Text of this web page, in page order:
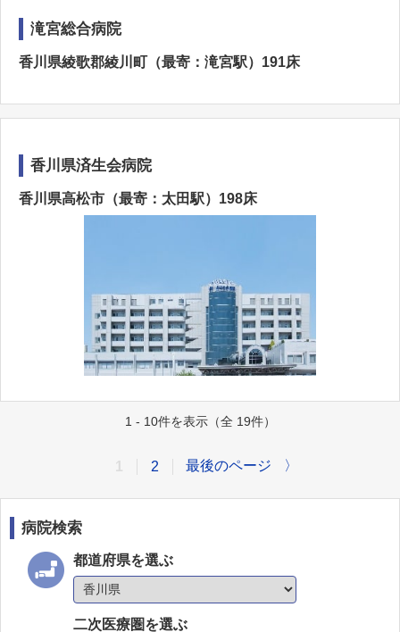
滝宮総合病院
香川県綾歌郡綾川町（最寄：滝宮駅）191床
香川県済生会病院
香川県高松市（最寄：太田駅）198床
1 - 10件を表示（全 19件）
2 最後のページ 〉
病院検索
都道府県を選ぶ
二次医療圏を選ぶ